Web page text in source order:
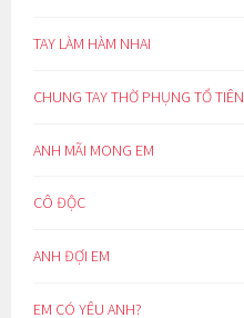
TAY LÀM HÀM NHAI
CHUNG TAY THỜ PHỤNG TỔ TIÊN
ANH MÃI MONG EM
CÔ ĐỘC
ANH ĐỢI EM
EM CÓ YÊU ANH?